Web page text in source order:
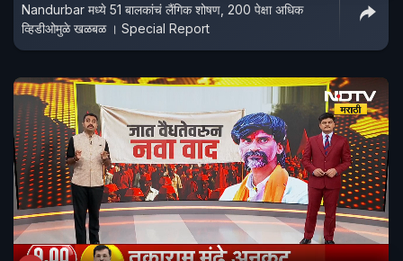
Nandurbar मध्ये 51 बालकांचं लैंगिक शोषण, 200 पेक्षा अधिक
व्हिडीओमुळे खळबळ । Special Report